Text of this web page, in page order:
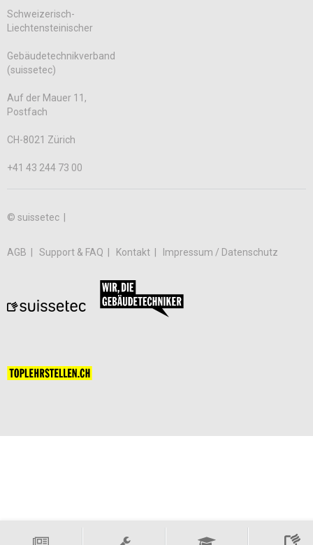
Schweizerisch-
Liechtensteinischer
Gebäudetechnikverband
(suissetec)
Auf der Mauer 11,
Postfach
CH-8021 Zürich
+41 43 244 73 00
© suissetec |
AGB Support & FAQ Kontakt Impressum / Datenschutz